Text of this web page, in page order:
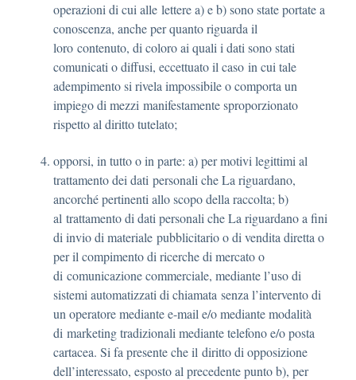
operazioni di cui alle lettere a) e b) sono state portate a
conoscenza, anche per quanto riguarda il
loro contenuto, di coloro ai quali i dati sono stati
comunicati o diffusi, eccettuato il caso in cui tale
adempimento si rivela impossibile o comporta un
impiego di mezzi manifestamente sproporzionato
rispetto al diritto tutelato;
opporsi, in tutto o in parte: a) per motivi legittimi al
trattamento dei dati personali che La riguardano,
ancorché pertinenti allo scopo della raccolta; b)
al trattamento di dati personali che La riguardano a fini
di invio di materiale pubblicitario o di vendita diretta o
per il compimento di ricerche di mercato o
di comunicazione commerciale, mediante l’uso di
sistemi automatizzati di chiamata senza l’intervento di
un operatore mediante e-mail e/o mediante modalità
di marketing tradizionali mediante telefono e/o posta
cartacea. Si fa presente che il diritto di opposizione
dell’interessato, esposto al precedente punto b), per